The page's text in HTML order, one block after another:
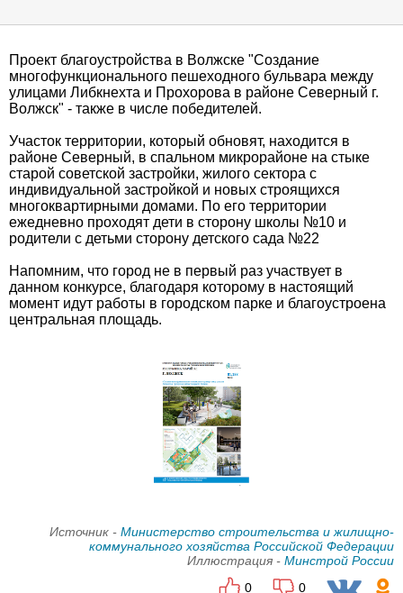
Проект благоустройства в Волжске "Создание
многофункционального пешеходного бульвара между
улицами Либкнехта и Прохорова в районе Северный г.
Волжск" - также в числе победителей.
Участок территории, который обновят, находится в
районе Северный, в спальном микрорайоне на стыке
старой советской застройки, жилого сектора с
индивидуальной застройкой и новых строящихся
многоквартирными домами. По его территории
ежедневно проходят дети в сторону школы №10 и
родители с детьми сторону детского сада №22
Напомним, что город не в первый раз участвует в
данном конкурсе, благодаря которому в настоящий
момент идут работы в городском парке и благоустроена
центральная площадь.
Источник - Министерство строительства и жилищно-
коммунального хозяйства Российской Федерации
Иллюстрация - Минстрой России
0
0